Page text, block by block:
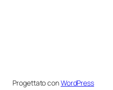
Progettato conWordPress